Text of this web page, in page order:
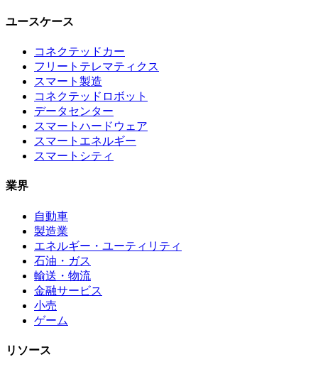
ユースケース
コネクテッドカー
フリートテレマティクス
スマート製造
コネクテッドロボット
データセンター
スマートハードウェア
スマートエネルギー
スマートシティ
業界
自動車
製造業
エネルギー・ユーティリティ
石油・ガス
輸送・物流
金融サービス
小売
ゲーム
リソース